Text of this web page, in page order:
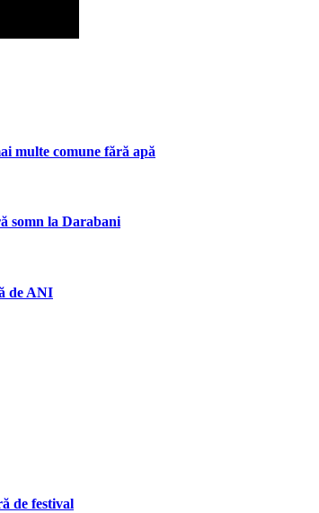
multe comune fără apă
somn la Darabani
de ANI
de festival